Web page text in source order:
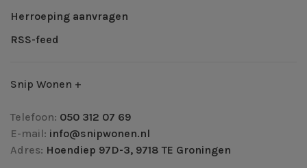
Herroeping aanvragen
RSS-feed
Snip Wonen +
Telefoon: 050 312 07 69
E-mail: info@snipwonen.nl
Adres: Hoendiep 97D-3, 9718 TE Groningen